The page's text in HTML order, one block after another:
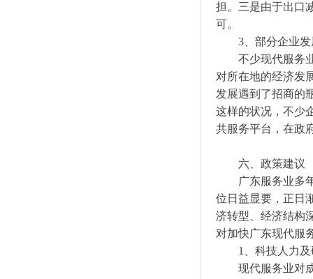
担。三是由于出口
可。
3、部分企业发
不少现代服务业
对所在地的经济发
发展遇到了招商的
这样的状况，不少
共服务平台，在政
六、政策建议
广东服务业多年
位日益显要，正日
济转型、经济结构
对加快广东现代服
1、科技人力及
现代服务业对成